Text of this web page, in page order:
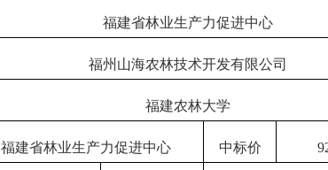
福建省林业生产力促进中心
福州山海农林技术开发有限公司
福建农林大学
福建省林业生产力促进中心 中标价